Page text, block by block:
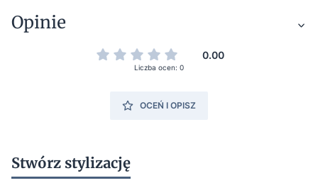
Opinie
0.00
Liczba ocen: 0
OCEŃ I OPISZ
Stwórz stylizację